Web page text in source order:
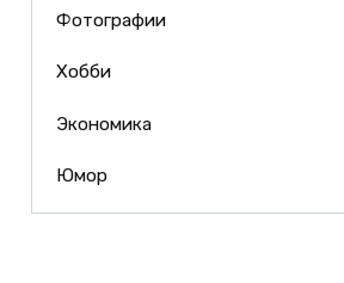
Фотографии
Хобби
Экономика
Юмор